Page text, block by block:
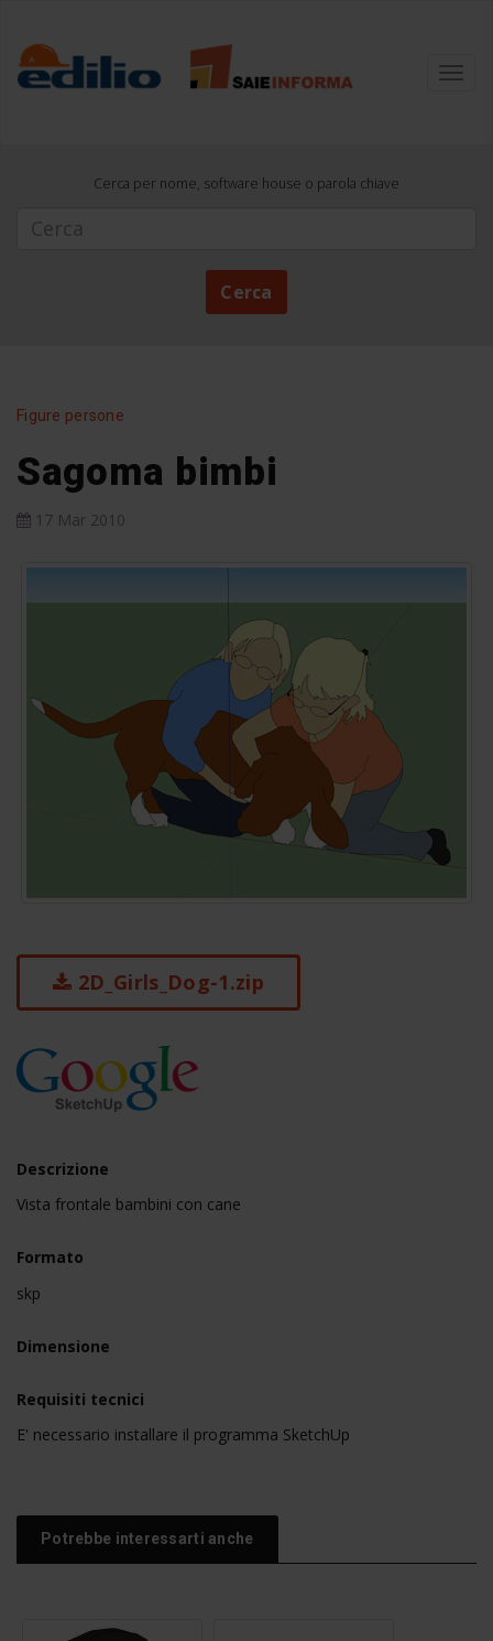
Cerca per nome, software house o parola chiave
Cerca
Figure persone
Sagoma bimbi
17 Mar 2010
2D_Girls_Dog-1.zip
Descrizione
Vista frontale bambini con cane
Formato
skp
Dimensione
Requisiti tecnici
E' necessario installare il programma SketchUp
Potrebbe interessarti anche